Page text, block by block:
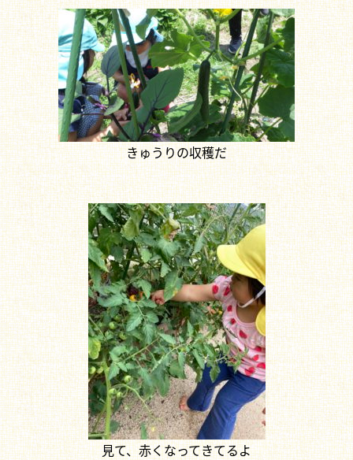
きゅうりの収穫だ
見て、赤くなってきてるよ